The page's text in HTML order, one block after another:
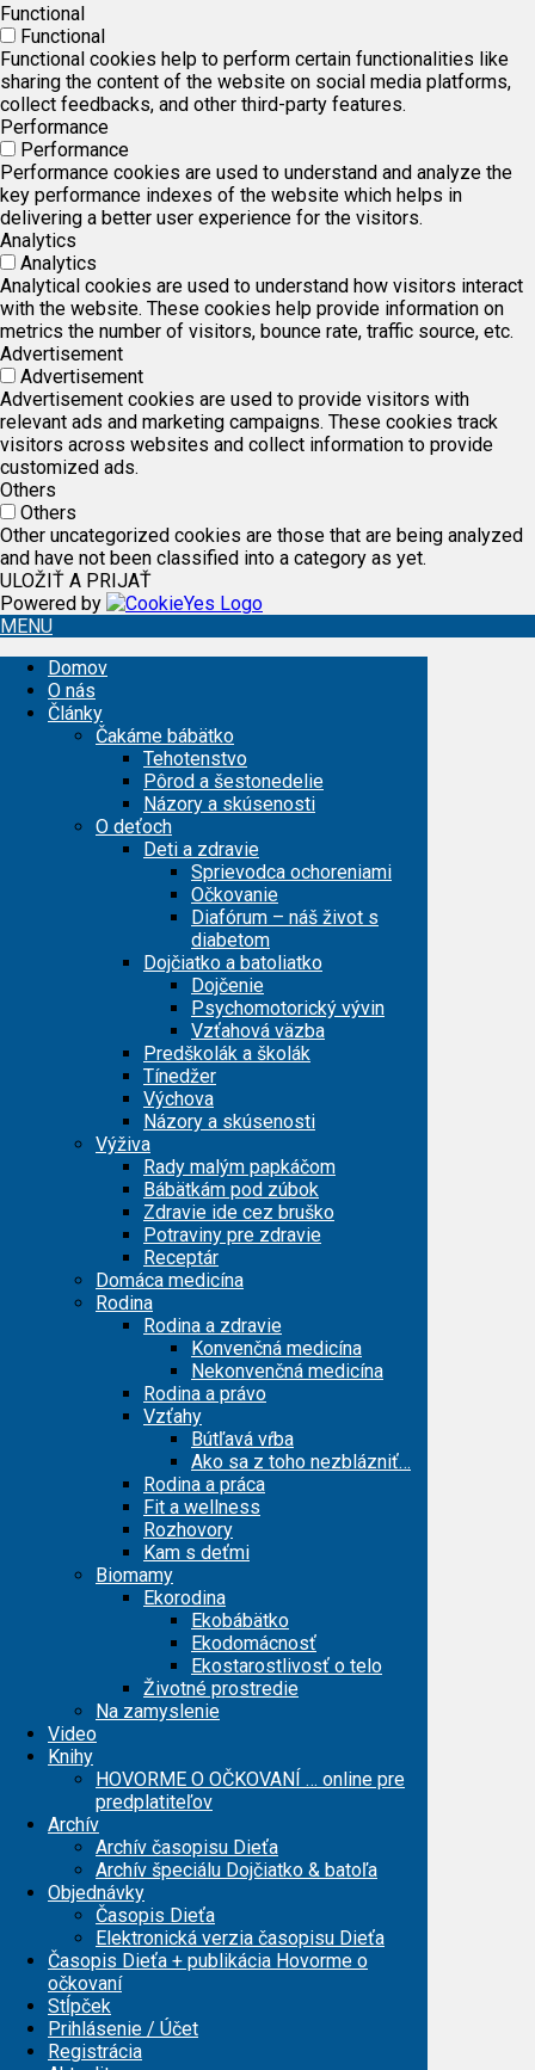
Functional
Functional
Functional cookies help to perform certain functionalities like
sharing the content of the website on social media platforms,
collect feedbacks, and other third-party features.
Performance
Performance
Performance cookies are used to understand and analyze the
key performance indexes of the website which helps in
delivering a better user experience for the visitors.
Analytics
Analytics
Analytical cookies are used to understand how visitors interact
with the website. These cookies help provide information on
metrics the number of visitors, bounce rate, traffic source, etc.
Advertisement
Advertisement
Advertisement cookies are used to provide visitors with
relevant ads and marketing campaigns. These cookies track
visitors across websites and collect information to provide
customized ads.
Others
Others
Other uncategorized cookies are those that are being analyzed
and have not been classified into a category as yet.
ULOŽIŤ A PRIJAŤ
Powered by
MENU
Domov
O nás
Články
Čakáme bábätko
Tehotenstvo
Pôrod a šestonedelie
Názory a skúsenosti
O deťoch
Deti a zdravie
Sprievodca ochoreniami
Očkovanie
Diafórum – náš život s
diabetom
Dojčiatko a batoliatko
Dojčenie
Psychomotorický vývin
Vzťahová väzba
Predškolák a školák
Tínedžer
Výchova
Názory a skúsenosti
Výživa
Rady malým papkáčom
Bábätkám pod zúbok
Zdravie ide cez bruško
Potraviny pre zdravie
Receptár
Domáca medicína
Rodina
Rodina a zdravie
Konvenčná medicína
Nekonvenčná medicína
Rodina a právo
Vzťahy
Bútľavá vŕba
Ako sa z toho nezblázniť…
Rodina a práca
Fit a wellness
Rozhovory
Kam s deťmi
Biomamy
Ekorodina
Ekobábätko
Ekodomácnosť
Ekostarostlivosť o telo
Životné prostredie
Na zamyslenie
Video
Knihy
HOVORME O OČKOVANÍ … online pre
predplatiteľov
Archív
Archív časopisu Dieťa
Archív špeciálu Dojčiatko & batoľa
Objednávky
Časopis Dieťa
Elektronická verzia časopisu Dieťa
Časopis Dieťa + publikácia Hovorme o
očkovaní
Stĺpček
Prihlásenie / Účet
Registrácia